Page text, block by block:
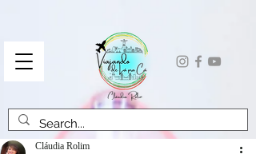
Cláudia Rolim